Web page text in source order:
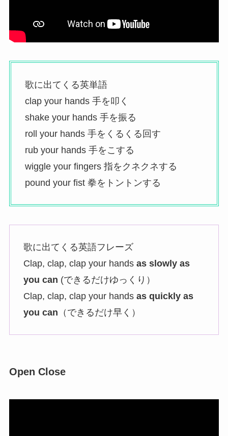
歌に出てくる英単語
clap your hands 手を叩く
shake your hands 手を振る
roll your hands 手をくるくる回す
rub your hands 手をこする
wiggle your fingers 指をクネクネする
pound your fist 拳をトントンする
歌に出てくる英語フレーズ
Clap, clap, clap your hands as slowly as
you can (できるだけゆっくり）
Clap, clap, clap your hands as quickly as
you can （できるだけ早く）
Open Close